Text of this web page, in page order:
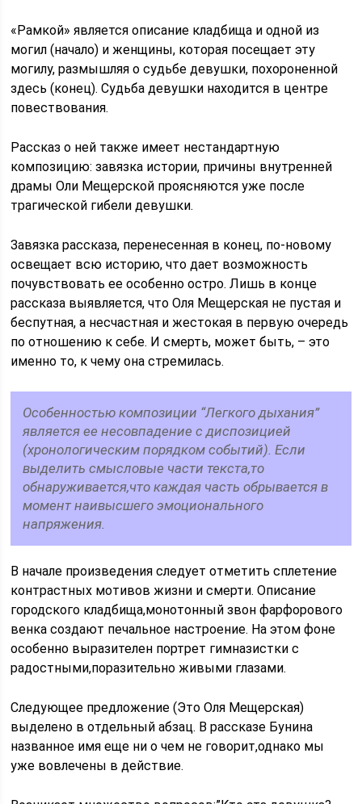
«Рамкой» является описание кладбища и одной из
могил (начало) и женщины, которая посещает эту
могилу, размышляя о судьбе девушки, похороненной
здесь (конец). Судьба девушки находится в центре
повествования.
Рассказ о ней также имеет нестандартную
композицию: завязка истории, причины внутренней
драмы Оли Мещерской проясняются уже после
трагической гибели девушки.
Завязка рассказа, перенесенная в конец, по-новому
освещает всю историю, что дает возможность
почувствовать ее особенно остро. Лишь в конце
рассказа выявляется, что Оля Мещерская не пустая и
беспутная, а несчастная и жестокая в первую очередь
по отношению к себе. И смерть, может быть, – это
именно то, к чему она стремилась.
Особенностью композиции “Легкого дыхания”
является ее несовпадение с диспозицией
(хронологическим порядком событий). Если
выделить смысловые части текста,то
обнаруживается,что каждая часть обрывается в
момент наивысшего эмоционального
напряжения.
В начале произведения следует отметить сплетение
контрастных мотивов жизни и смерти. Описание
городского кладбища,монотонный звон фарфорового
венка создают печальное настроение. На этом фоне
особенно выразителен портрет гимназистки с
радостными,поразительно живыми глазами.
Следующее предложение (Это Оля Мещерская)
выделено в отдельный абзац. В рассказе Бунина
названное имя еще ни о чем не говорит,однако мы
уже вовлечены в действие.